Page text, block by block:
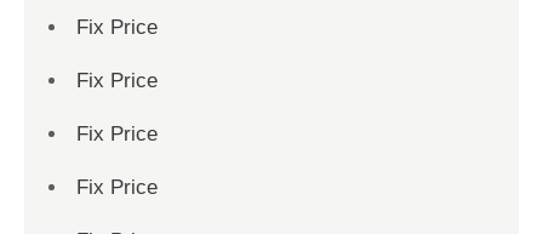
Fix Price
Fix Price
Fix Price
Fix Price